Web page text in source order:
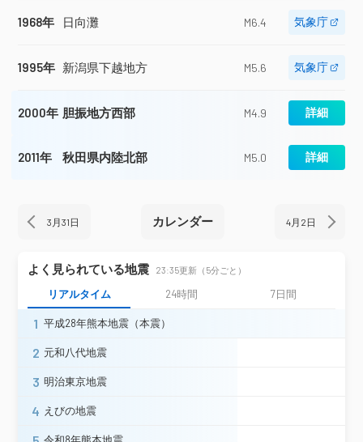
1968年 日向灘 M6.4 気象庁
1995年 新潟県下越地方 M5.6 気象庁
2000年 胆振地方西部 M4.9 詳細
2011年 秋田県内陸北部 M5.0 詳細
3月31日 カレンダー 4月2日
よく見られている地震 23:35更新（5分ごと）
リアルタイム 24時間 7日間
1 平成28年熊本地震（本震）
2 元和八代地震
3 明治東京地震
4 えびの地震
令和8年熊本地震